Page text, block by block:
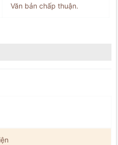
Văn bản chấp thuận.